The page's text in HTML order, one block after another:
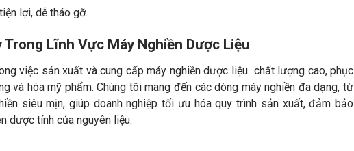
lợi, dễ tháo gỡ.
Trong Lĩnh Vực Máy Nghiền Dược Liệu
việc sản xuất và cung cấp máy nghiền dược liệu chất lượng cao, phục
và hóa mỹ phẩm. Chúng tôi mang đến các dòng máy nghiền đa dạng, từ
siêu mịn, giúp doanh nghiệp tối ưu hóa quy trình sản xuất, đảm bảo
dược tính của nguyên liệu.